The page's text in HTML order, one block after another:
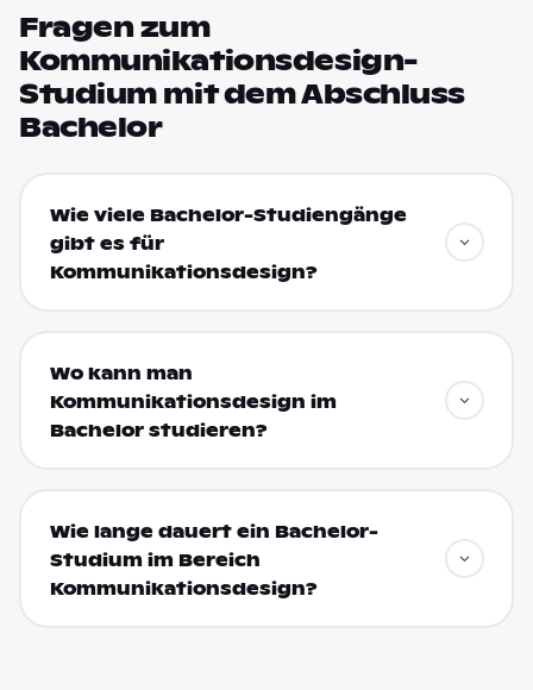
Fragen zum
Kommunikationsdesign-
Studium mit dem Abschluss
Bachelor
Wie viele Bachelor-Studiengänge
gibt es für
Kommunikationsdesign?
Wo kann man
Kommunikationsdesign im
Bachelor studieren?
Wie lange dauert ein Bachelor-
Studium im Bereich
Kommunikationsdesign?